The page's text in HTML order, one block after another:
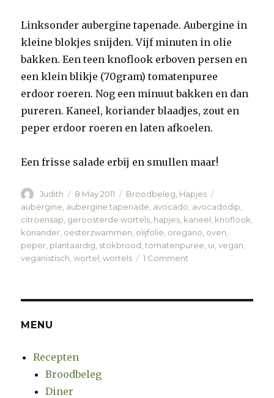
Linksonder aubergine tapenade. Aubergine in
kleine blokjes snijden. Vijf minuten in olie
bakken. Een teen knoflook erboven persen en
een klein blikje (70gram) tomatenpuree
erdoor roeren. Nog een minuut bakken en dan
pureren. Kaneel, koriander blaadjes, zout en
peper erdoor roeren en laten afkoelen.
Een frisse salade erbij en smullen maar!
Author
Judith
Posted
on
8 May 2011 Categories
Broodbeleg Hapjes
aubergine aubergine tapenade avocado avocadodip
citroensap geroosterde wortels hapjes kaneel knoflook
koriander oesterzwammen olijfolie oregano oven
peper plantaardig stokbrood ,tomatenpuree ui ,vegan
veganistisch ,wortel ,wortels 1 Comment
MENU
Recepten
Broodbeleg
Diner